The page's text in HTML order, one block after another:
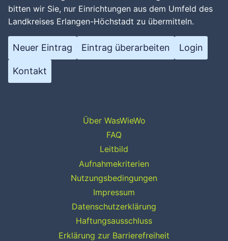
bitten wir Sie, nur Einrichtungen aus dem Umfeld des
Landkreises Erlangen-Höchstadt zu übermitteln.
Neuer Eintrag Eintrag überarbeiten Login
Kontakt
Über WasWieWo
FAQ
Leitbild
Aufnahmekriterien
Nutzungsbedingungen
Impressum
Datenschutzerklärung
Haftungsausschluss
Erklärung zur Barrierefreiheit